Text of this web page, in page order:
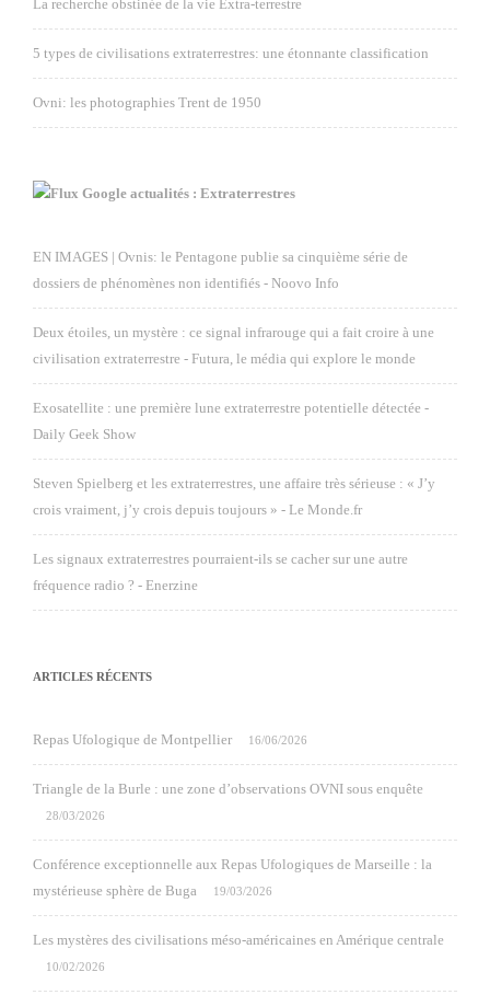
La recherche obstinée de la vie Extra-terrestre
5 types de civilisations extraterrestres: une étonnante classification
Ovni: les photographies Trent de 1950
Google actualités : Extraterrestres
EN IMAGES | Ovnis: le Pentagone publie sa cinquième série de
dossiers de phénomènes non identifiés - Noovo Info
Deux étoiles, un mystère : ce signal infrarouge qui a fait croire à une
civilisation extraterrestre - Futura, le média qui explore le monde
Exosatellite : une première lune extraterrestre potentielle détectée -
Daily Geek Show
Steven Spielberg et les extraterrestres, une affaire très sérieuse : « J’y
crois vraiment, j’y crois depuis toujours » - Le Monde.fr
Les signaux extraterrestres pourraient-ils se cacher sur une autre
fréquence radio ? - Enerzine
ARTICLES RÉCENTS
Repas Ufologique de Montpellier 16/06/2026
Triangle de la Burle : une zone d’observations OVNI sous enquête
28/03/2026
Conférence exceptionnelle aux Repas Ufologiques de Marseille : la
mystérieuse sphère de Buga
19/03/2026
Les mystères des civilisations méso-américaines en Amérique centrale
10/02/2026